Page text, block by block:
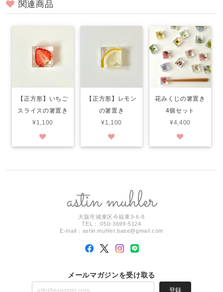
関連商品
【正方形】いちご
スライスの箸置き
¥1,100
【正方形】レモン
の箸置き
¥1,100
花みくじの箸置き
4個セット
¥4,400
大阪市城東区今福東3-6-8
TEL： 050-3699-5124
E-mail： astin.muhler.base@gmail.com
メールマガジンを受け取る
登録